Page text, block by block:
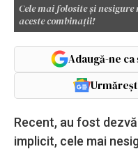
Cele mai folosite și nesigure
aceste combinații!
Adaugă-ne
Recent, au fost
implicit, cele mai